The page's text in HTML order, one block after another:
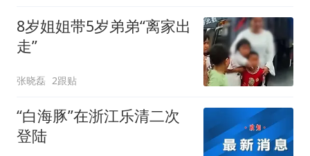
8岁姐姐带5岁弟弟“离家出
走”
张晓磊 2跟贴
“白海豚”在浙江乐清二次
登陆